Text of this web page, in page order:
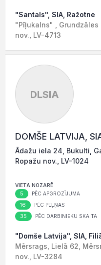
"Santals", SIA, Ražotne
"Pīļukalns" , Grundzāles
nov., LV-4713
DLSIA
DOMŠE LATVIJA,
Ādažu iela 24, Bukulti,
Ropažu nov., LV-1024
VIETA NOZARĒ
5 PĒC APGROZĪJUMA
16 PĒC PEĻŅAS
35 PĒC DARBINIEKU SKAITA
"Domše Latvija", SIA,
Mērsrags, Lielā 62,
nov., LV-3284